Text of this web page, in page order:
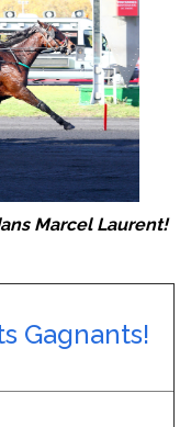
Marcel Laurent!
Gagnants!